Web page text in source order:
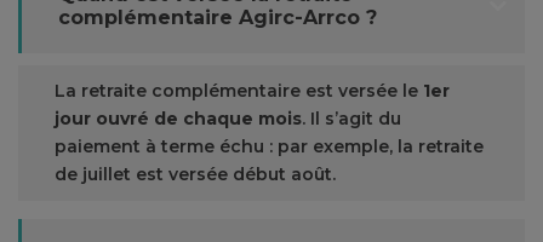
complémentaire Agirc-Arrco ?
La retraite complémentaire est versée le 1er
jour ouvré de chaque mois. Il s’agit du
paiement à terme échu : par exemple, la retraite
de juillet est versée début août.